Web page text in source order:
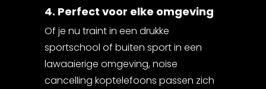
4. Perfect voor elke omgeving
Of je nu traint in een drukke
sportschool of buiten sport in een
lawaaierige omgeving, noise
cancelling koptelefoons passen zich